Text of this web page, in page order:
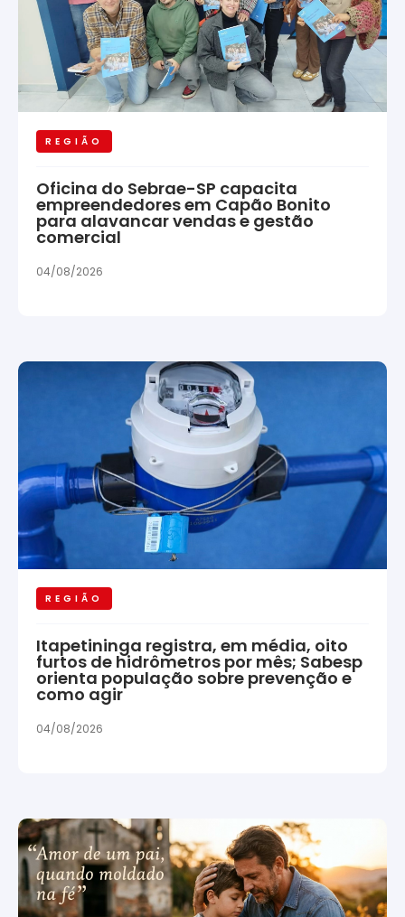
REGIÃO
Oficina do Sebrae-SP capacita
empreendedores em Capão Bonito
para alavancar vendas e gestão
comercial
04/08/2026
REGIÃO
Itapetininga registra, em média, oito
furtos de hidrômetros por mês; Sabesp
orienta população sobre prevenção e
como agir
04/08/2026